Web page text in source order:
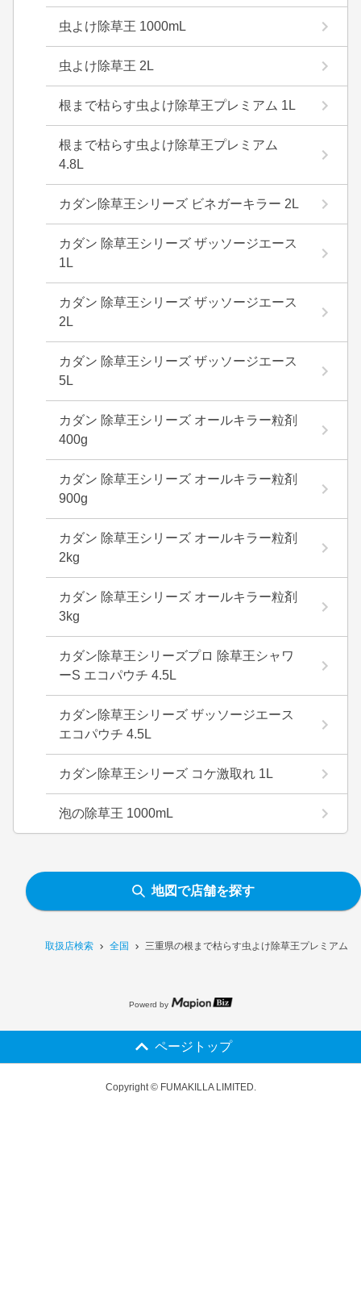
取扱店検索 全国 三重県の根まで枯らす虫よけ除草王プレミアム
虫よけ除草王 1000mL
虫よけ除草王 2L
根まで枯らす虫よけ除草王プレミアム 1L
根まで枯らす虫よけ除草王プレミアム
4.8L
カダン除草王シリーズ ビネガーキラー 2L
カダン 除草王シリーズ ザッソージエース
1L
カダン 除草王シリーズ ザッソージエース
2L
カダン 除草王シリーズ ザッソージエース
5L
カダン 除草王シリーズ オールキラー粒剤
400g
カダン 除草王シリーズ オールキラー粒剤
900g
カダン 除草王シリーズ オールキラー粒剤
2kg
カダン 除草王シリーズ オールキラー粒剤
3kg
カダン除草王シリーズプロ 除草王シャワ
ーS エコパウチ 4.5L
カダン除草王シリーズ ザッソージエース
エコパウチ 4.5L
カダン除草王シリーズ コケ激取れ 1L
泡の除草王 1000mL
地図で店舗を探す
Powerd by
ページトップ
Copyright © FUMAKILLA LIMITED.